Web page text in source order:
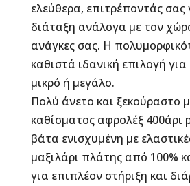
ελεύθερα, επιτρέποντάς σας
διάταξη ανάλογα με τον
ανάγκες σας. Η
καθιστά ιδανική επιλογή
μικρό ή μεγάλο.
Πολύ άνετο και ξεκούραστο
καθίσματος αφρολέξ 400άρι
βάτα ενισχυμένη με
μαξιλάρι πλάτης από 100%
για επιπλέον στήριξη και